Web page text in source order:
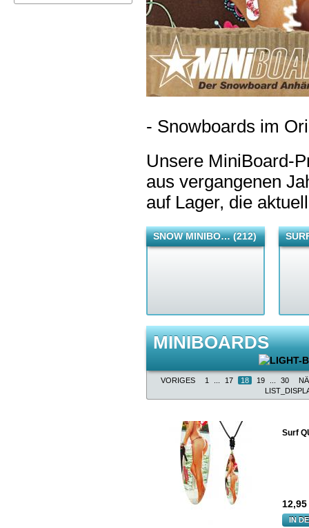
- Snowboards im
Unsere MiniBoard-
aus vergangenen
auf Lager, die
SNOW MINIBO… (212)
MINIBOARDS
VORIGES 1 17 18 19 30
Surf
12,95
IN